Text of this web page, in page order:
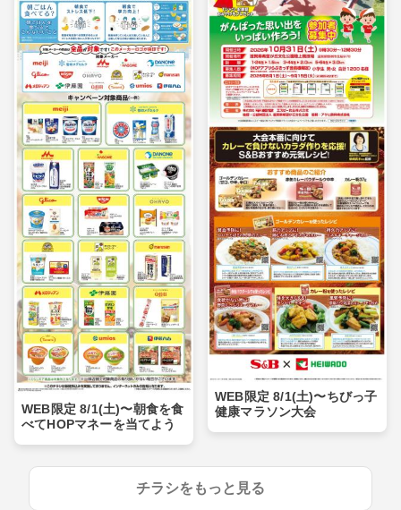
WEB限定 8/1(土)〜朝食を食
べてHOPマネーを当てよう
WEB限定 8/1(土)〜ちびっ子
健康マラソン大会
チラシをもっと見る